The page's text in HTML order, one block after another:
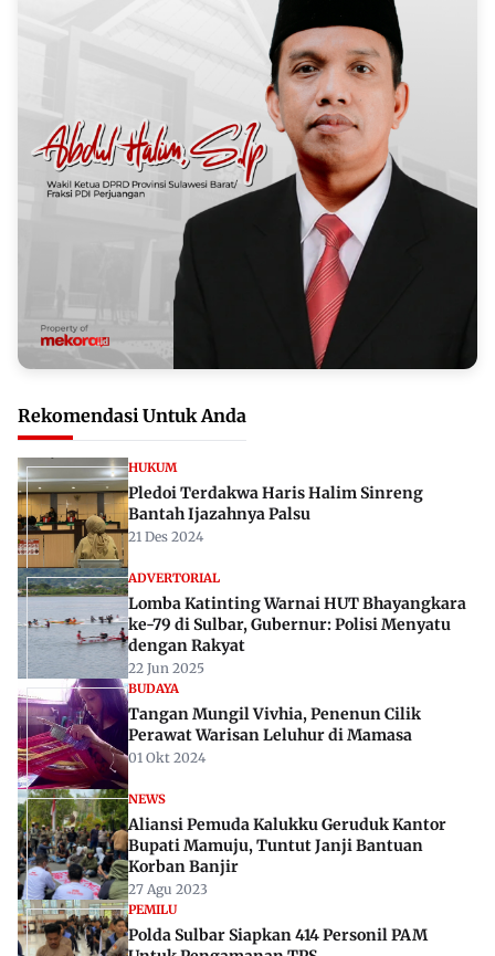
Rekomendasi Untuk Anda
HUKUM
Pledoi Terdakwa Haris Halim Sinreng
Bantah Ijazahnya Palsu
21 Des 2024
ADVERTORIAL
Lomba Katinting Warnai HUT Bhayangkara
ke-79 di Sulbar, Gubernur: Polisi Menyatu
dengan Rakyat
22 Jun 2025
BUDAYA
Tangan Mungil Vivhia, Penenun Cilik
Perawat Warisan Leluhur di Mamasa
01 Okt 2024
NEWS
Aliansi Pemuda Kalukku Geruduk Kantor
Bupati Mamuju, Tuntut Janji Bantuan
Korban Banjir
27 Agu 2023
PEMILU
Polda Sulbar Siapkan 414 Personil PAM